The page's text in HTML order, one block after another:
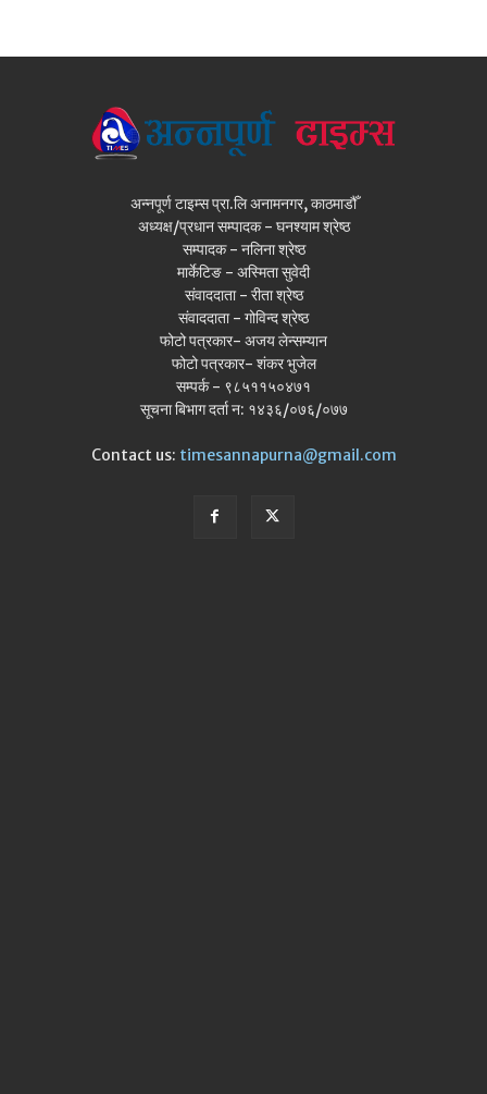
अन्नपूर्ण टाइम्स प्रा.लि अनामनगर, काठमाडौँ
अध्यक्ष/प्रधान सम्पादक - घनश्याम श्रेष्ठ
सम्पादक - नलिना श्रेष्ठ
मार्केटिङ - अस्मिता सुवेदी
संवाददाता - रीता श्रेष्ठ
संवाददाता - गोविन्द श्रेष्ठ
फोटो पत्रकार- अजय लेन्सम्यान
फोटो पत्रकार- शंकर भुजेल
सम्पर्क - ९८५११५०४७१
सूचना बिभाग दर्ता न: १४३६/०७६/०७७
Contact us: timesannapurna@gmail.com